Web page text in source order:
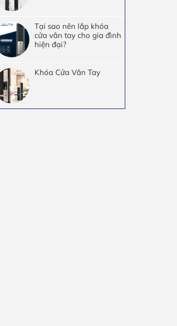
Tại sao nên lắp khóa
cửa vân tay cho gia đình
hiện đại?
Khóa Cửa Vân Tay